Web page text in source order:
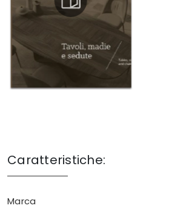
Caratteristiche:
Marca